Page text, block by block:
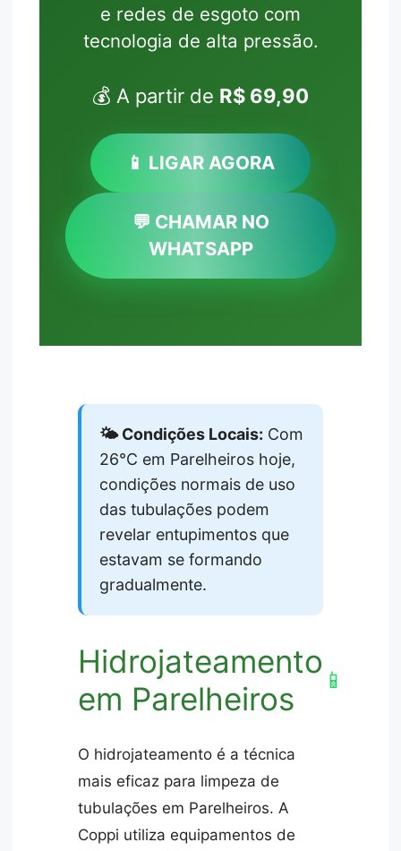
e redes de esgoto com
tecnologia de alta pressão.
💰 A partir de R$ 69,90
📱 LIGAR AGORA
💬 CHAMAR NO
WHATSAPP
🌤️ Condições Locais: Com
26°C em Parelheiros hoje,
condições normais de uso
das tubulações podem
revelar entupimentos que
estavam se formando
gradualmente.
Hidrojateamento
em Parelheiros
📱
O hidrojateamento é a técnica
mais eficaz para limpeza de
tubulações em Parelheiros. A
Coppi utiliza equipamentos de